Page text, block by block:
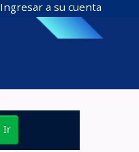
Ingresar a su cuenta
Ir